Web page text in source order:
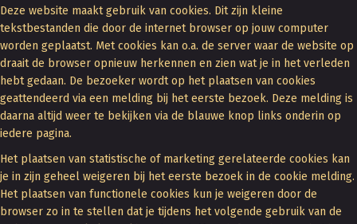
Deze website maakt gebruik van cookies. Dit zijn kleine
tekstbestanden die door de internet browser op jouw computer
worden geplaatst. Met cookies kan o.a. de server waar de website op
draait de browser opnieuw herkennen en zien wat je in het verleden
hebt gedaan. De bezoeker wordt op het plaatsen van cookies
geattendeerd via een melding bij het eerste bezoek. Deze melding is
daarna altijd weer te bekijken via de blauwe knop links onderin op
iedere pagina.
Het plaatsen van statistische of marketing gerelateerde cookies kan
je in zijn geheel weigeren bij het eerste bezoek in de cookie melding.
Het plaatsen van functionele cookies kun je weigeren door de
browser zo in te stellen dat je tijdens het volgende gebruik van de